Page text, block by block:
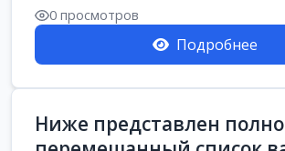
Разнорабочий на сборку м...
0 просмотров
Подробнее
Ниже представлен